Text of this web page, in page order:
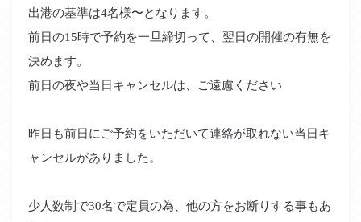
出港の基準は4名様〜となります。
前日の15時で予約を一旦締切って、翌日の開催の有無を
決めます。
前日の夜や当日キャンセルは、ご遠慮ください
昨日も前日にご予約をいただいて連絡が取れない当日キ
ャンセルがありました。
少人数制で30名で定員の為、他の方をお断りする事もあ